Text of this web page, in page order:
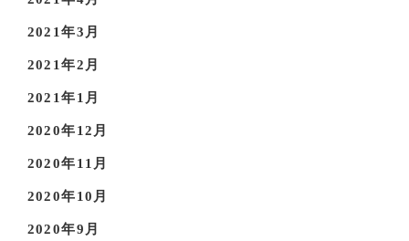
2021年3月
2021年2月
2021年1月
2020年12月
2020年11月
2020年10月
2020年9月